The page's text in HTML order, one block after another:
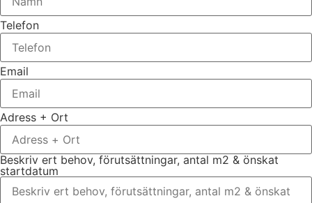
Telefon
Email
Adress + Ort
Beskriv ert behov, förutsättningar, antal m2 & önskat
startdatum